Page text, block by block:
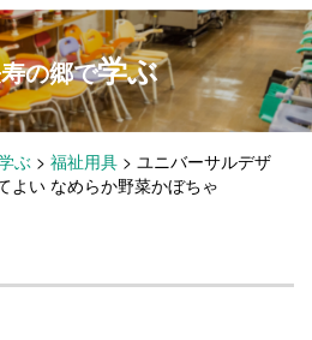
の郷で学ぶ
ぶ > 福祉用具 > ユニバーサルデザ
い なめらか野菜かぼちゃ